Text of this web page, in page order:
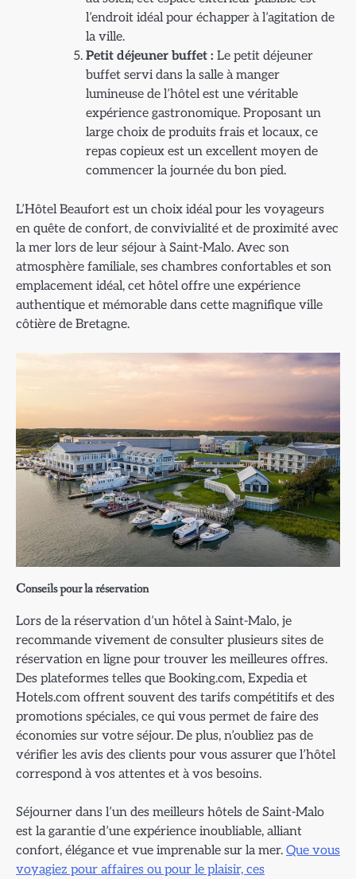
l’endroit idéal pour échapper à l’agitation de
la ville.
Petit déjeuner buffet : Le petit déjeuner
buffet servi dans la salle à manger
lumineuse de l’hôtel est une véritable
expérience gastronomique. Proposant un
large choix de produits frais et locaux, ce
repas copieux est un excellent moyen de
commencer la journée du bon pied.
L’Hôtel Beaufort est un choix idéal pour les voyageurs
en quête de confort, de convivialité et de proximité avec
la mer lors de leur séjour à Saint-Malo. Avec son
atmosphère familiale, ses chambres confortables et son
emplacement idéal, cet hôtel offre une expérience
authentique et mémorable dans cette magnifique ville
côtière de Bretagne.
Conseils pour la réservation
Lors de la réservation d’un hôtel à Saint-Malo, je
recommande vivement de consulter plusieurs sites de
réservation en ligne pour trouver les meilleures offres.
Des plateformes telles que Booking.com, Expedia et
Hotels.com offrent souvent des tarifs compétitifs et des
promotions spéciales, ce qui vous permet de faire des
économies sur votre séjour. De plus, n’oubliez pas de
vérifier les avis des clients pour vous assurer que l’hôtel
correspond à vos attentes et à vos besoins.
Séjourner dans l’un des meilleurs hôtels de Saint-Malo
est la garantie d’une expérience inoubliable, alliant
confort, élégance et vue imprenable sur la mer. Que vous
voyagiez pour affaires ou pour le plaisir, ces